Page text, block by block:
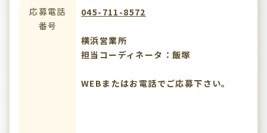
応募電話
番号
045-711-8572
横浜営業所
担当コーディネータ：飯塚
WEBまたはお電話でご応募下さい。